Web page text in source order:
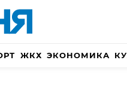
ЖКХ ЭКОНОМИКА